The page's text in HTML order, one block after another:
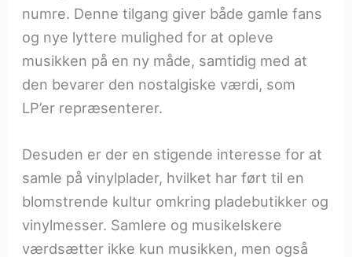
numre. Denne tilgang giver både gamle fans
og nye lyttere mulighed for at opleve
musikken på en ny måde, samtidig med at
den bevarer den nostalgiske værdi, som
LP’er repræsenterer.
Desuden er der en stigende interesse for at
samle på vinylplader, hvilket har ført til en
blomstrende kultur omkring pladebutikker og
vinylmesser. Samlere og musikelskere
værdsætter ikke kun musikken, men også